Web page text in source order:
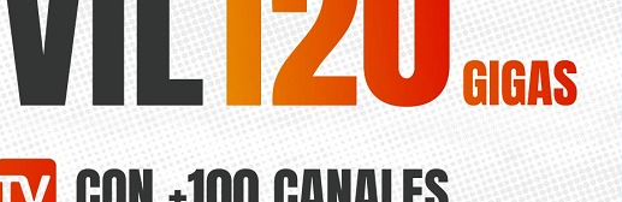
TORREVIEJA